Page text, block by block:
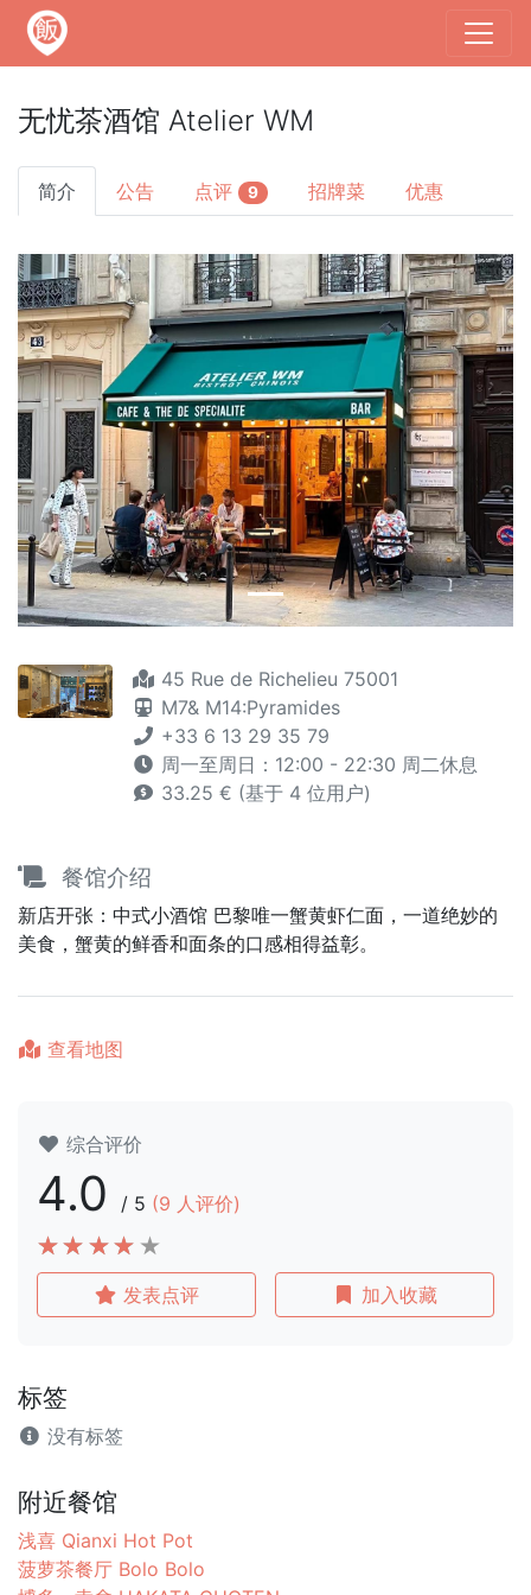
无忧茶酒馆 Atelier WM
简介 公告 点评 9 招牌菜 优惠
45 Rue de Richelieu 75001
M7& M14:Pyramides
+33 6 13 29 35 79
周一至周日：12:00 - 22:30 周二休息
33.25 € (基于 4 位用户)
餐馆介绍
新店开张：中式小酒馆 巴黎唯一蟹黄虾仁面，一道绝妙的
美食，蟹黄的鲜香和面条的口感相得益彰。
查看地图
综合评价
4.0 / 5 (9 人评价)
发表点评 加入收藏
标签
没有标签
附近餐馆
浅喜 Qianxi Hot Pot
菠萝茶餐厅 Bolo Bolo